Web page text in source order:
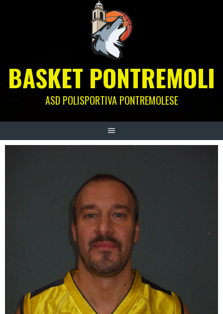
BASKET PONTREMOLI
ASD POLISPORTIVA PONTREMOLESE